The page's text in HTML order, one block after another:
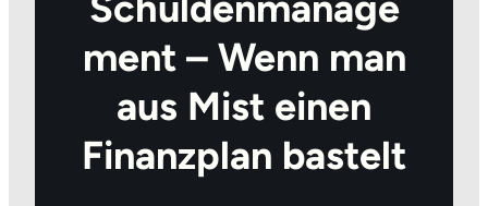
ment – Wenn man
aus Mist einen
Finanzplan bastelt